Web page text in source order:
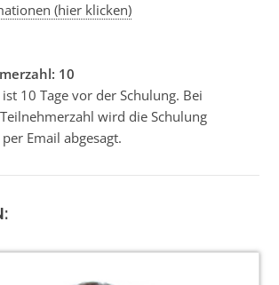
(hier klicken)
10
10 Tage vor der Schulung. Bei
wird die Schulung
Email abgesagt.